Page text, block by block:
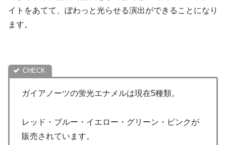
イトをあてて、ぼわっと光らせる演出ができることになり
ます。
ガイアノーツの蛍光エナメルは現在5種類。
レッド・ブルー・イエロー・グリーン・ピンクが
販売されています。